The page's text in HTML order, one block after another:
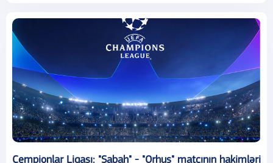
Çempionlar Liqası: "Sabah" - "Orhus" matçının hakimləri